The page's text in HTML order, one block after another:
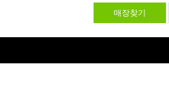
매장찾기